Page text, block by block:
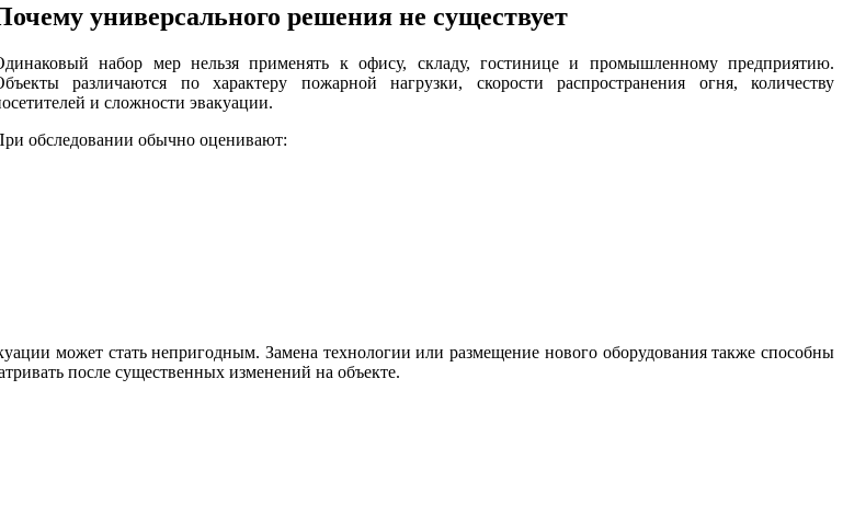
универсального решения не существует
набор мер нельзя применять к офису, складу, гостинице и промышленному предприятию.
различаются по характеру пожарной нагрузки, скорости распространения огня, количеству
и сложности эвакуации.
обследовании обычно оценивают:
может стать непригодным. Замена технологии или размещение нового оборудования также способны
после существенных изменений на объекте.